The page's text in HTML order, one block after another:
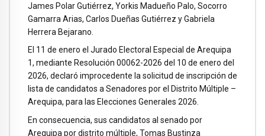
James Polar Gutiérrez, Yorkis Madueño Palo, Socorro
Gamarra Arias, Carlos Dueñas Gutiérrez y Gabriela
Herrera Bejarano.
El 11 de enero el Jurado Electoral Especial de Arequipa
1, mediante Resolución 00062-2026 del 10 de enero del
2026, declaró improcedente la solicitud de inscripción de
lista de candidatos a Senadores por el Distrito Múltiple –
Arequipa, para las Elecciones Generales 2026.
En consecuencia, sus candidatos al senado por
Arequipa por distrito múltiple, Tomas Bustinza